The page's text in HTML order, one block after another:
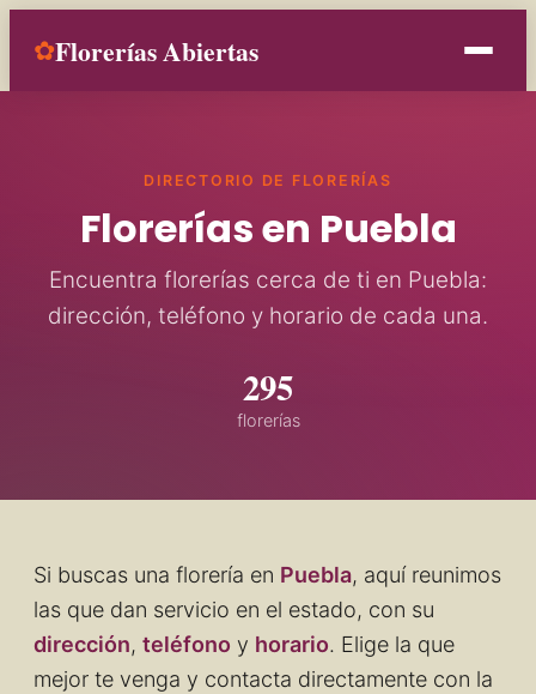
✿Florerías Abiertas
Contacto
DIRECTORIO DE FLORERÍAS
Florerías en Puebla
Encuentra florerías cerca de ti en Puebla:
dirección, teléfono y horario de cada una.
295
florerías
Si buscas una florería en Puebla, aquí reunimos
las que dan servicio en el estado, con su
dirección, teléfono y horario. Elige la que
mejor te venga y contacta directamente con la